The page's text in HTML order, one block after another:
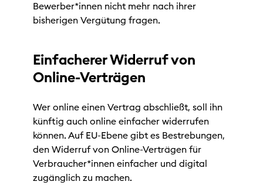
Bewerber*innen nicht mehr nach ihrer
bisherigen Vergütung fragen.
Einfacherer Widerruf von
Online-Verträgen
Wer online einen Vertrag abschließt, soll ihn
künftig auch online einfacher widerrufen
können. Auf EU-Ebene gibt es Bestrebungen,
den Widerruf von Online-Verträgen für
Verbraucher*innen einfacher und digital
zugänglich zu machen.